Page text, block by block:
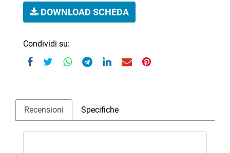
DOWNLOAD SCHEDA
Condividi su:
Recensioni Specifiche